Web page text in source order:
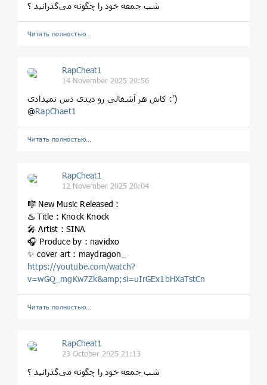
شب جمعه خود را چگونه می‌گذرانید ؟
Читать полностью…
RapCheat1
14 November 2025 20:56
کاش هر آشغالی رو دیدی دس نمیدادی :')
@RapChaet1
Читать полностью…
RapCheat1
12 November 2025 20:04
🎼 New Music Released :
♨️ Title : Knock Knock
🎤 Artist : SINA
🎧 Produce by : navidxo
✨ cover art : maydragon_
https://youtube.com/watch?
v=wGQ_mgKw7Zk&amp;si=uIrGEx1bHXaTstCn
Читать полностью…
RapCheat1
23 October 2025 21:13
شب جمعه خود را چگونه می‌گذرانید ؟